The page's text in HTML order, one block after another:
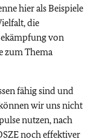
hier als Beispiele
die
von
zum Thema
fähig sind und
wir uns nicht
nutzen, nach
noch effektiver